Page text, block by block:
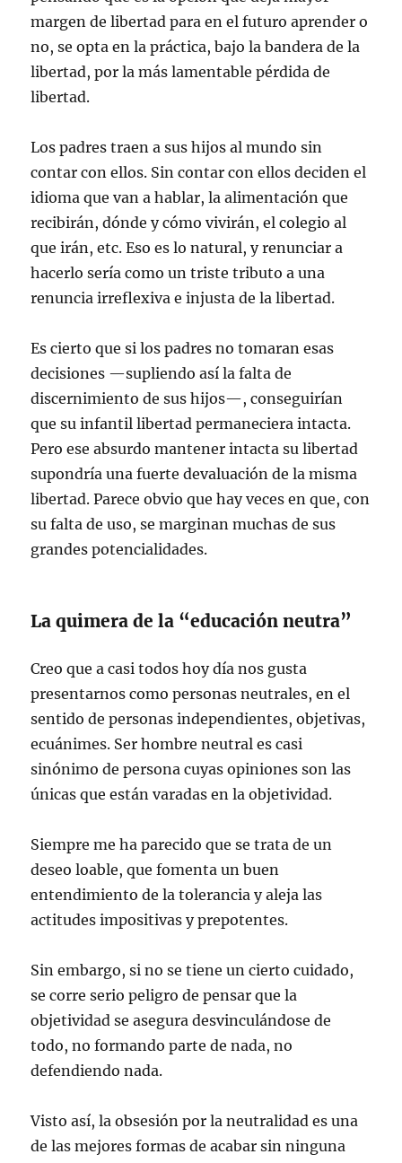
margen de libertad para en el futuro aprender o
no, se opta en la práctica, bajo la bandera de la
libertad, por la más lamentable pérdida de
libertad.
Los padres traen a sus hijos al mundo sin
contar con ellos. Sin contar con ellos deciden el
idioma que van a hablar, la alimentación que
recibirán, dónde y cómo vivirán, el colegio al
que irán, etc. Eso es lo natural, y renunciar a
hacerlo sería como un triste tributo a una
renuncia irreflexiva e injusta de la libertad.
Es cierto que si los padres no tomaran esas
decisiones —supliendo así la falta de
discernimiento de sus hijos—, conseguirían
que su infantil libertad permaneciera intacta.
Pero ese absurdo mantener intacta su libertad
supondría una fuerte devaluación de la misma
libertad. Parece obvio que hay veces en que, con
su falta de uso, se marginan muchas de sus
grandes potencialidades.
La quimera de la “educación neutra”
Creo que a casi todos hoy día nos gusta
presentarnos como personas neutrales, en el
sentido de personas independientes, objetivas,
ecuánimes. Ser hombre neutral es casi
sinónimo de persona cuyas opiniones son las
únicas que están varadas en la objetividad.
Siempre me ha parecido que se trata de un
deseo loable, que fomenta un buen
entendimiento de la tolerancia y aleja las
actitudes impositivas y prepotentes.
Sin embargo, si no se tiene un cierto cuidado,
se corre serio peligro de pensar que la
objetividad se asegura desvinculándose de
todo, no formando parte de nada, no
defendiendo nada.
Visto así, la obsesión por la neutralidad es una
de las mejores formas de acabar sin ninguna